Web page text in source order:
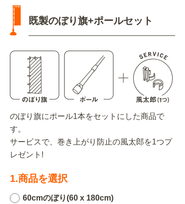
既製のぼり旗+ポールセット
のぼり旗にポール1本をセットにした商品で
す。
サービスで、巻き上がり防止の風太郎を1つプ
レゼント!
1.商品を選択
60cmのぼり(60 x 180cm)